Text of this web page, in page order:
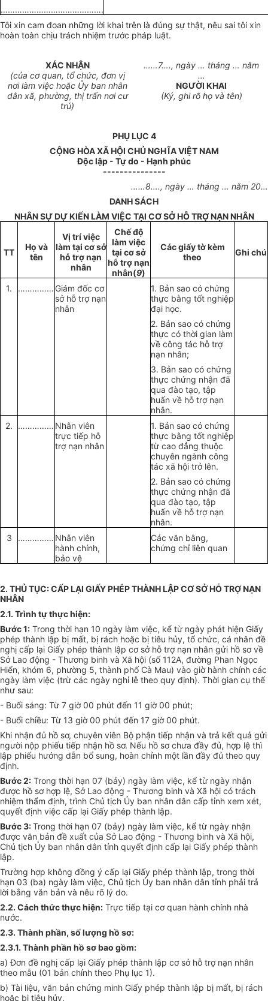
…………………………………….
Tôi xin cam đoan những lời khai trên là đúng sự thật, nêu sai tôi xin
hoàn toàn chịu trách nhiệm trước pháp luật.
XÁC NHẬN
(của cơ quan, tổ chức, đơn vị
nơi làm việc hoặc Ủy ban nhân
dân xã, phường, thị trấn nơi cư
trú)
……7…., ngày … tháng … năm
…
NGƯỜI KHAI
(Ký, ghi rõ họ và tên)
PHỤ LỤC 4
CỘNG HÒA XÃ HỘI CHỦ NGHĨA VIỆT NAM
Độc lập - Tự do - Hạnh phúc
---------------
……8…., ngày … tháng … năm 20…
DANH SÁCH
NHÂN SỰ DỰ KIẾN LÀM VIỆC TẠI CƠ SỞ HỖ TRỢ NẠN NHÂN
TT
Họ và
tên
Vị trí việc
làm tại cơ sở
hỗ trợnạn
nhân
Chế độ
làm việc
tại cơ sở
hỗ trợnạn
nhân(9)
Các giấy tờ kèm
theo
Ghi chú
1. …………… Giám đốc cơ
sở hỗ trợ nạn
nhân
1. Bản sao có chứng
thực bằng tốt nghiệp
đại học.
2. Bản sao có chứng
thực có thời gian làm
về công tác hỗ trợ
nạn nhân;
3. Bản sao có chứng
thực chứng nhận đã
qua đào tạo, tập
huấn về hỗ trợ nạn
nhân.
2.
…………… Nhân viên
trực tiếp hỗ
trợ nạn nhân
1. Bản sao có chứng
thực bằng tốt nghiệp
từ cao đẳng thuộc
chuyên ngành công
tác xã hội trở lên.
2. Bản sao có chứng
thực chứng nhận đã
qua đào tạo, tập
huấn về hỗ trợ nạn
nhân.
3
…………… Nhân viên
hành chính,
bảo vệ
Các văn bằng,
chứng chỉ liên quan
2. THỦ TỤC: CẤP LẠI GIẤY PHÉP THÀNH LẬP CƠ SỞ HỖ TRỢ NẠN
NHÂN
2.1. Trình tựthực hiện:
Bước 1: Trong thời hạn 10 ngày làm việc, kể từ ngày phát hiện Giấy
phép thành lập bị mất, bị rách hoặc bị tiêu hủy, tổ chức, cá nhân đề
nghị cấp lại Giấy phép thành lập cơ sở hỗ trợ nạn nhân gửi hồ sơ về
Sở Lao động - Thương binh và Xã hội (số 112A, đường Phan Ngọc
Hiển, khóm 6, phường 5, thành phố Cà Mau) vào giờ hành chính các
ngày làm việc (trừ các ngày nghỉ lễ theo quy định). Thời gian cụ thể
như sau:
- Buổi sáng: Từ 7 giờ 00 phút đến 11 giờ 00 phút;
- Buổi chiều: Từ 13 giờ 00 phút đến 17 giờ 00 phút.
Khi nhận đủ hồ sơ, chuyên viên Bộ phận tiếp nhận và trả kết quả gửi
người nộp phiếu tiếp nhận hồ sơ. Nếu hồ sơ chưa đầy đủ, hợp lệ thì
lập phiếu hướng dẫn bổ sung, hoàn chỉnh một lần đầy đủ theo quy
định.
Bước 2: Trong thời hạn 07 (bảy) ngày làm việc, kể từ ngày nhận
được hồ sơ hợp lệ, Sở Lao động - Thương binh và Xã hội có trách
nhiệm thẩm định, trình Chủ tịch Ủy ban nhân dân cấp tỉnh xem xét,
quyết định việc cấp lại Giấy phép thành lập.
Bước 3:Trong thời hạn 07 (bảy) ngày làm việc, kể từ ngày nhận
được văn bản đề xuất của Sở Lao động - Thương binh và Xã hội,
Chủ tịch Ủy ban nhân dân tỉnh quyết định cấp lại Giấy phép thành
lập.
Trường hợp không đồng ý cấp lại Giấy phép thành lập, trong thời
hạn 03 (ba) ngày làm việc, Chủ tịch Ủy ban nhân dân tỉnh phải trả
lời bằng văn bản và nêu rõ lý do.
2.2. Cách thức thực hiện: Trực tiếp tại cơ quan hành chính nhà
nước.
2.3. Thành phần, số lượng hồ sơ:
2.3.1. Thành phần hồ sơ bao gồm:
a) Đơn đề nghị cấp lại Giấy phép thành lập cơ sở hỗ trợ nạn nhân
theo mẫu (01 bản chính theo Phụ lục 1).
b) Tài liệu, văn bản chứng minh Giấy phép thành lập bị mất, bị rách
hoặc bị tiêu hủy.